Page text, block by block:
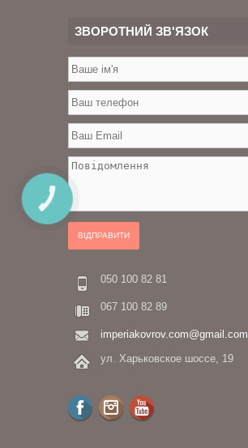
ЗВОРОТНИЙ ЗВ'ЯЗОК
ВІДПРАВИТИ
050 100 82 81
067 100 82 89
imperiakovrov.com@gmail.com
ул. Харьковское шоссе, 19
КНОПКА
ЗВ'ЯЗКУ